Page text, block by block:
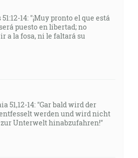
Postojte na cestách a vidzte a
veku, ktorá je tá dobrá
a tak najdite pokoj svojej duši! [Jr
ale moje slová nikdy nepominú.
14: "¡Muy pronto el que está
puesto en libertad; no
a la fosa, ni le faltará su
51,12-14: "Gar bald wird der
werden und wird nicht
Unterwelt hinabzufahren!"